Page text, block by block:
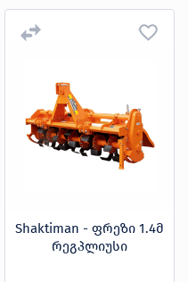
Shaktiman - ფრეზი 1.4მ
რეგპლიუსი